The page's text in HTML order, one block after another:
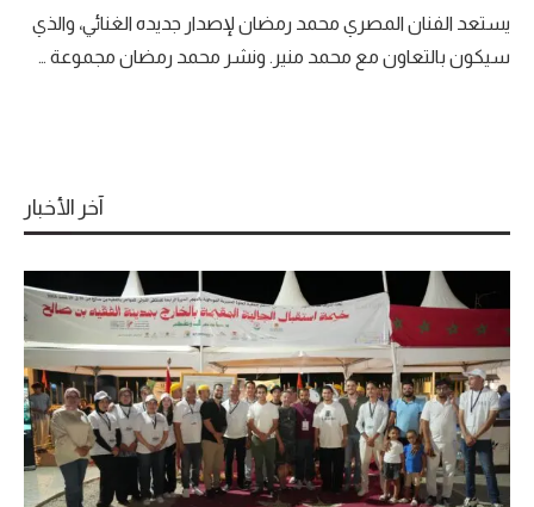
يستعد الفنان المصري محمد رمضان لإصدار جديده الغنائي، والذي
سيكون بالتعاون مع محمد منير. ونشر محمد رمضان مجموعة …
آخر الأخبار